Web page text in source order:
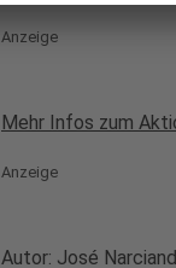
Anzeige
Mehr Infos zum
Anzeige
Autor: José